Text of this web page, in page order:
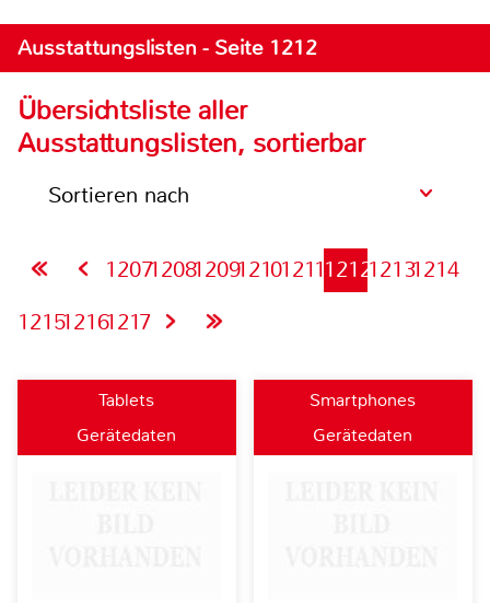
Ausstattungslisten - Seite 1212
Übersichtsliste aller
Ausstattungslisten, sortierbar
Sortieren nach
12071208120912101211121212131214
121512161217
Tablets
Gerätedaten
Smartphones
Gerätedaten